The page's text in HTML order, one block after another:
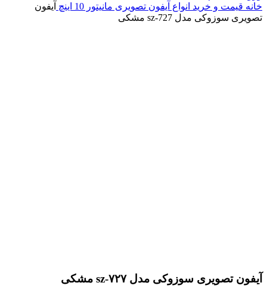
خانه قیمت و خرید انواع آیفون تصویری مانیتور 10 اینچ
آیفون
تصویری سوزوکی مدل sz-727 مشکی
آیفون تصویری سوزوکی مدل sz-۷۲۷ مشکی